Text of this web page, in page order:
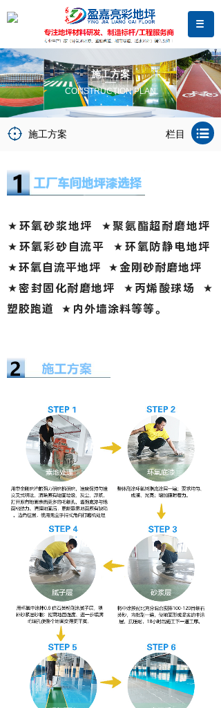
施工方案
CONSTRUCTION PLAN
施工方案 栏目
★环氧砂浆地坪 ★聚氨酯超耐磨地坪
★环氧彩砂自流平 ★环氧防静电地坪
★环氧自流平地坪
★金刚砂耐磨地坪
★密封固化耐磨地坪 ★丙烯酸球场 ★
塑胶跑道 ★内外墙涂料等等。